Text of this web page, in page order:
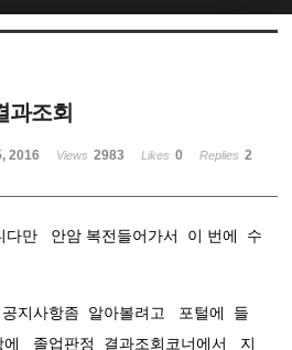
과조회
2016 Views 2983 Likes 0 Replies 2
다만 안암 복전들어가서 이 번에 수
지사항좀 알아볼려고 포털에 들
에 졸업판정 결과조회코너에서 지
케치북5
스케치북5